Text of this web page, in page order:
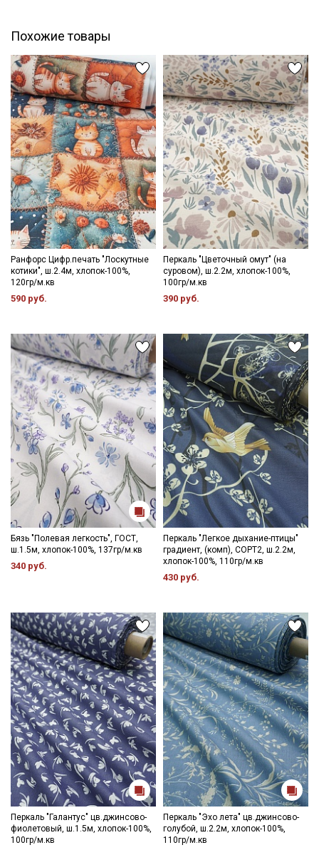
Похожие товары
Ранфорс Цифр.печать "Лоскутные
котики", ш.2.4м, хлопок-100%,
120гр/м.кв
590 руб.
Перкаль "Цветочный омут" (на
суровом), ш.2.2м, хлопок-100%,
100гр/м.кв
390 руб.
Бязь "Полевая легкость", ГОСТ,
ш.1.5м, хлопок-100%, 137гр/м.кв
340 руб.
Перкаль "Легкое дыхание-птицы"
градиент, (комп), СОРТ2, ш.2.2м,
хлопок-100%, 110гр/м.кв
430 руб.
Перкаль "Галантус" цв.джинсово-
фиолетовый, ш.1.5м, хлопок-100%,
100гр/м.кв
Перкаль "Эхо лета" цв.джинсово-
голубой, ш.2.2м, хлопок-100%,
110гр/м.кв
Секретная рассылка от Купава
Мы публикуем здесь дополнительные
промокоды и скидки до 30% на узкие
категории тканей
Электронная почта
Подписаться
Ознакомлен(а) с
Политикой обработки персональных
ДаюСогласие на получение рекламных и
информационных рассылок